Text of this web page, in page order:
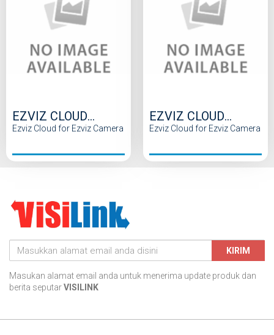
EZVIZ CLOUD
SERVICE 7 DaysEzviz Cloud for Ezviz Camera
EZVIZ CLOUD
SERVICE 7 Days
Ezviz Cloud for Ezviz Camera
KIRIM
Masukan alamat email anda untuk menerima update produk dan
berita seputarVISILINK